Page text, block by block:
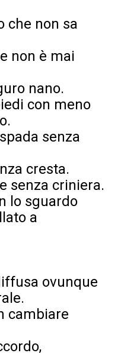
che non sa
non è mai
nano.
con meno
senza
cresta.
senza criniera.
lo sguardo
a
ovunque
cambiare